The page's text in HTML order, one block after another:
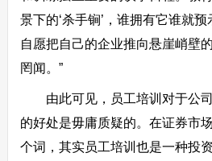
景下的‘杀手锏’，谁拥有它谁就
自愿把自己的企业推向悬崖峭壁
罔闻。”
由此可见，员工培训对于公司
的好处是毋庸质疑的。在证券市
个词，其实员工培训也是一种投